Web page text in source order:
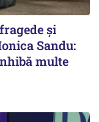
și
Sandu:
multe